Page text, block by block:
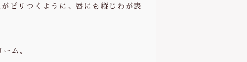
ピリつくように、唇にも縦じわが表
ム。